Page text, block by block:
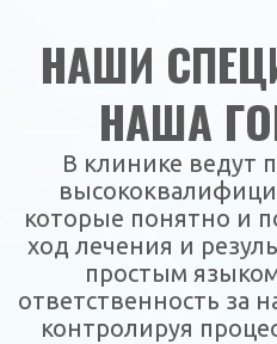
НАШИ
НАША
В клинике ведут
которые понятно и
ход лечения и
простым
ответственность за
контролируя